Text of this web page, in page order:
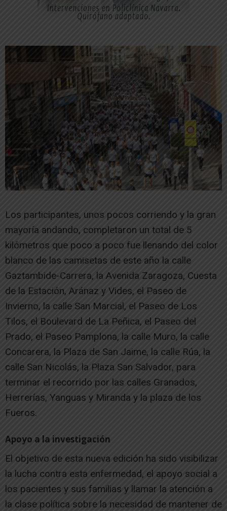
Los participantes, unos pocos corriendo y la gran
mayoría andando, completaron un total de 5
kilómetros que poco a poco fue llenando del color
blanco de las camisetas de este año la calle
Gaztambide-Carrera, la Avenida Zaragoza, Cuesta
de la Estación, Aránaz y Vides, el Paseo de
Invierno, la calle San Marcial, el Paseo de Los
Tilos, el Boulevard de La Peñica, el Paseo del
Prado, el Paseo Pamplona, la calle Muro, la calle
Concarera, la Plaza de San Jaime, la calle Rúa, la
calle San Nicolás, la Plaza San Salvador, para
terminar el recorrido por las calles Granados,
Herrerías, Yanguas y Miranda y la plaza de los
Fueros.
Apoyo a la investigación
El objetivo de esta nueva edición ha sido visibilizar
la lucha contra esta enfermedad, el apoyo social a
los pacientes y sus familias y llamar la atención a
la clase política sobre la necesidad de mantener de